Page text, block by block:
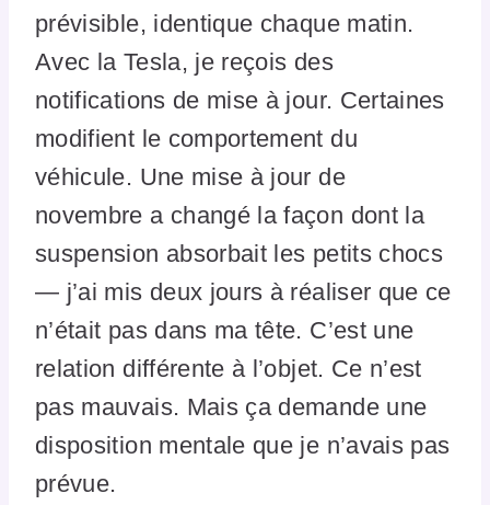
prévisible, identique chaque matin.
Avec la Tesla, je reçois des
notifications de mise à jour. Certaines
modifient le comportement du
véhicule. Une mise à jour de
novembre a changé la façon dont la
suspension absorbait les petits chocs
— j’ai mis deux jours à réaliser que ce
n’était pas dans ma tête. C’est une
relation différente à l’objet. Ce n’est
pas mauvais. Mais ça demande une
disposition mentale que je n’avais pas
prévue.